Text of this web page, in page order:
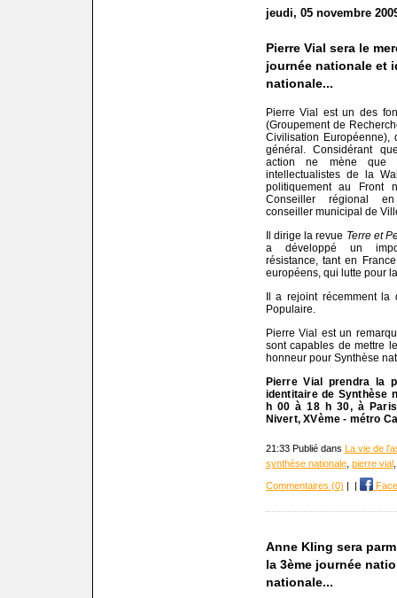
jeudi, 05 novembre
Pierre Vial sera le
journée nationale et
nationale...
Pierre Vial est un des
(Groupement de
Civilisation Européenne),
général. Considérant
action ne mène que
intellectualistes de la
politiquement au Front
Conseiller régional
conseiller municipal de
Il dirige la revue Terre et
a développé un
résistance, tant en
européens, qui lutte pour
Il a rejoint récemment
Populaire.
Pierre Vial est un
sont capables de mettre
honneur pour Synthèse
Pierre Vial prendra la
identitaire de Synthèse
h 00 à 18 h 30, à
Nivert, XVème - métro
21:33 Publié dans La vie de
synthèse nationale, pierre vial
Commentaires (0) | |
Anne Kling sera
la 3ème journée
nationale...